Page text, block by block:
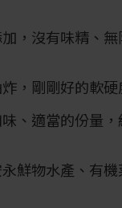
，沒有味精、
，剛剛好的軟硬
、適當的份量
鮮物水產、有